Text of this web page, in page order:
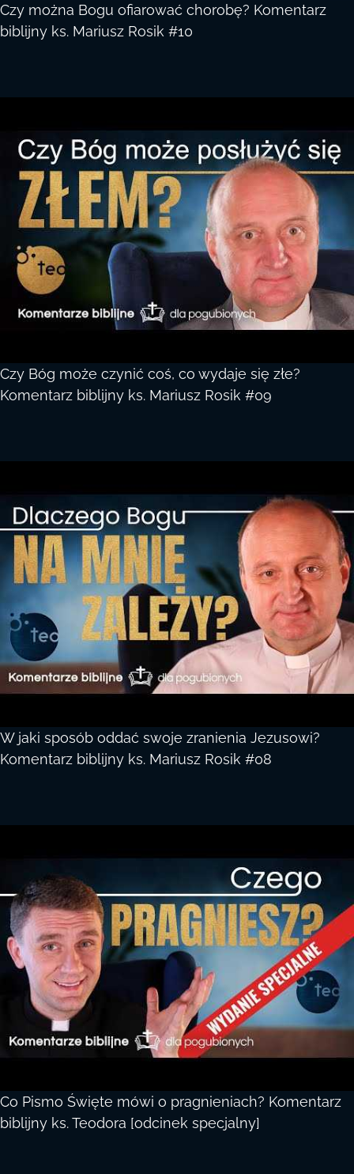
Czy można Bogu ofiarować chorobę? Komentarz
biblijny ks. Mariusz Rosik #10
Czy Bóg może czynić coś, co wydaje się złe?
Komentarz biblijny ks. Mariusz Rosik #09
W jaki sposób oddać swoje zranienia Jezusowi?
Komentarz biblijny ks. Mariusz Rosik #08
Co Pismo Święte mówi o pragnieniach? Komentarz
biblijny ks. Teodora [odcinek specjalny]